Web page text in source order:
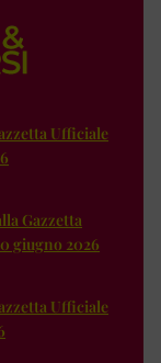
Ufficiale
Gazzetta
giugno 2026
Ufficiale